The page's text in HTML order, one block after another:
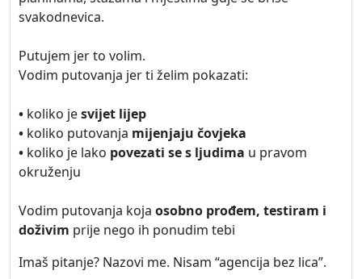
svakodnevica.
Putujem jer to volim.
Vodim putovanja jer ti želim pokazati:
• koliko jesvijet lijep
• koliko putovanja mijenjaju čovjeka
• koliko je lako povezati se s ljudima u pravom
okruženju
Vodim putovanja koja osobno prođem, testiram i
doživim prije nego ih ponudim tebi
Imaš pitanje? Nazovi me. Nisam “agencija bez lica”.